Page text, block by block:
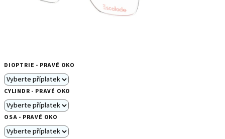
DIOPTRIE - PRAVÉ OKO
CYLINDR - PRAVÉ OKO
OSA - PRAVÉ OKO